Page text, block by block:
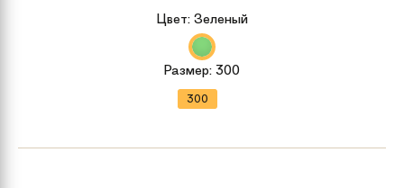
Цвет: Зеленый
Размер: 300
300